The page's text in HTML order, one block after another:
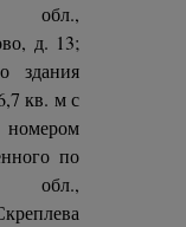
обл.,
д. 13;
здания
кв. м с
по
обл.,